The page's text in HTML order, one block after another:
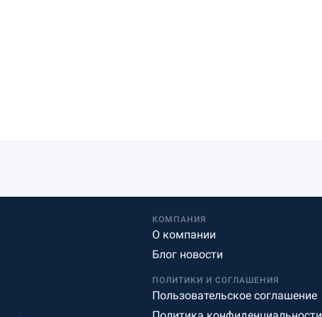
КОМПАНИЯ
О компании
Блог новости
ПОЛИТИКИ И СОГЛАШЕНИЯ
Пользовательское соглашение